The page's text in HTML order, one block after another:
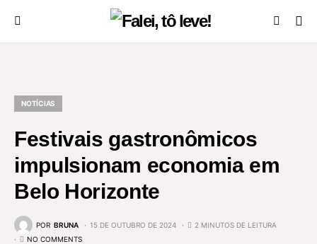
NOTÍCIAS
Festivais gastronômicos
impulsionam economia em
Belo Horizonte
POR BRUNA 15 DE OUTUBRO DE 2024
2 MINUTOS DE LEITURA
NO COMMENTS